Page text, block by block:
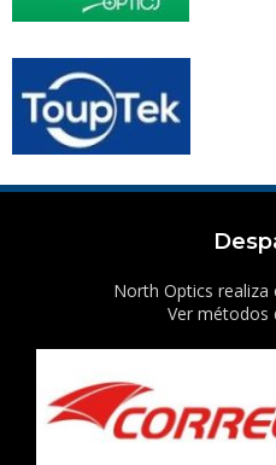
North Optics realiza
Ver métodos